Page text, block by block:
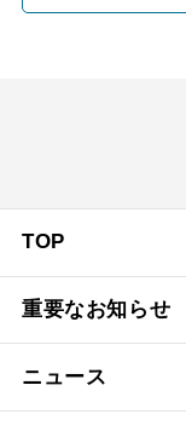
TOP
重要なお知らせ
ニュース